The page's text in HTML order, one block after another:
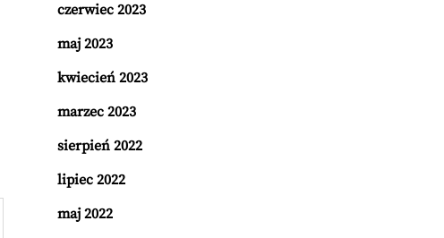
czerwiec 2023
maj 2023
kwiecień 2023
marzec 2023
sierpień 2022
lipiec 2022
maj 2022